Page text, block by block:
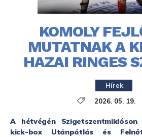
KOMOLY
MUTATNAK A
HAZAI RINGES
Hírek
2026. 05. 19.
A hétvégén
kick-box Utánpótlás és